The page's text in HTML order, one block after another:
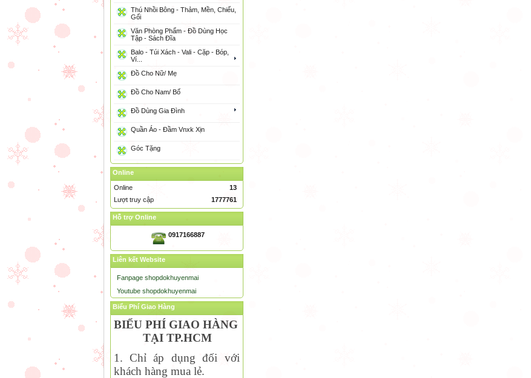
Thú Nhồi Bông - Thảm, Mền, Chiếu,
Gối
Văn Phòng Phẩm - Đồ Dùng Học
Tập - Sách Đĩa
Balo - Túi Xách - Vali - Cặp - Bóp,
Ví...
Đồ Cho Nữ/ Mẹ
Đồ Cho Nam/ Bố
Đồ Dùng Gia Đình
Quần Áo - Đầm Vnxk Xịn
Góc Tặng
Online
Online
13
Lượt truy cập
1777761
Hỗ trợ Online
0917166887
Liên kết Website
Fanpage shopdokhuyenmai
Youtube shopdokhuyenmai
Biểu Phí Giao Hàng
BIỂU PHÍ GIAO HÀNG
TẠI TP.HCM
1. Chỉ áp dụng đối với
khách hàng mua lẻ.